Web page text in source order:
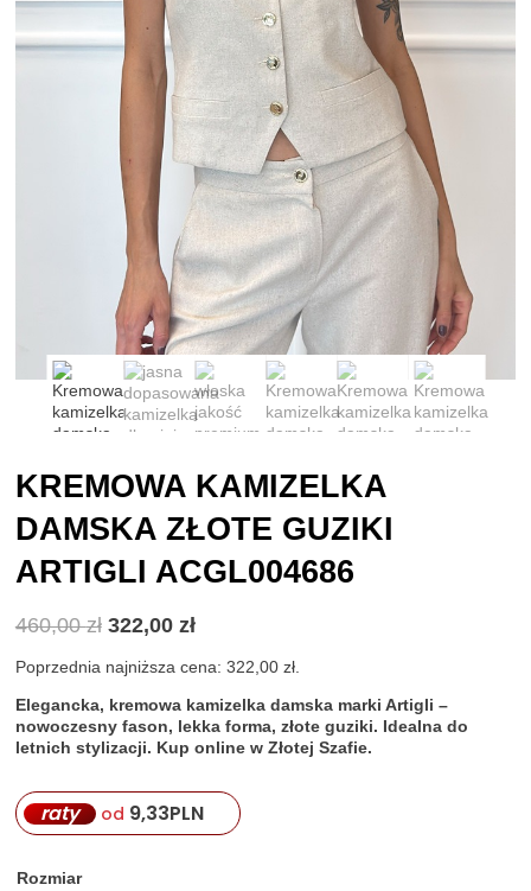
KREMOWA KAMIZELKA
DAMSKA ZŁOTE GUZIKI
ARTIGLI ACGL004686
460,00zł Pierwotna
wynosiła:
322,00 złAktualna
wynosi:
Poprzednia najniższa cena: 322,00 zł.
Elegancka, kremowa kamizelka damska marki Artigli –
nowoczesny fason, lekka forma, złote guziki. Idealna do
letnich stylizacji. Kup online w Złotej Szafie.
raty od 9,33PLN
Rozmiar